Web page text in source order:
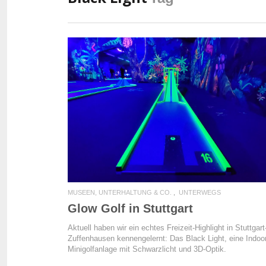
READ MORE
MUSEEN, UNTERHALTUNG & CO. UNTERWEGS
Glow Golf in Stuttgart
Aktuell haben wir ein echtes Freizeit-Highlight in
Zuffenhausen kennengelernt: Das Black Light, eine
Minigolfanlage mit Schwarzlicht und 3D-Optik.